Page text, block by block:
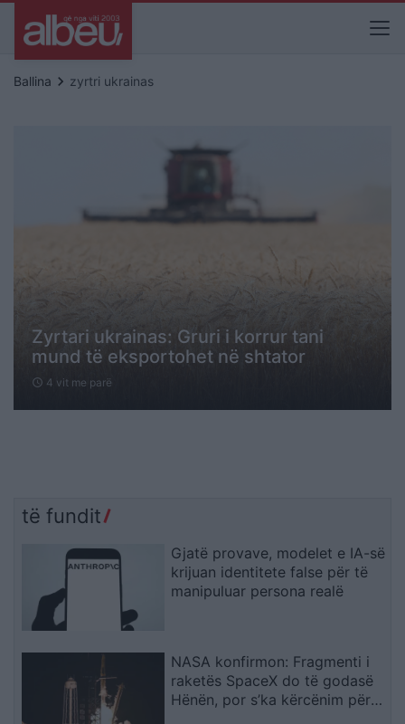
Ballina keyboard_arrow_right zyrtri ukrainas
Zyrtari ukrainas: Gruri i korrur tani
mund të eksportohet në shtator
schedule 4 vit me parë
të fundit
Gjatë provave, modelet e IA-së
krijuan identitete false për të
manipuluar persona realë
NASA konfirmon: Fragmenti i
raketës SpaceX do të godasë
Hënën, por s’ka kërcënim për